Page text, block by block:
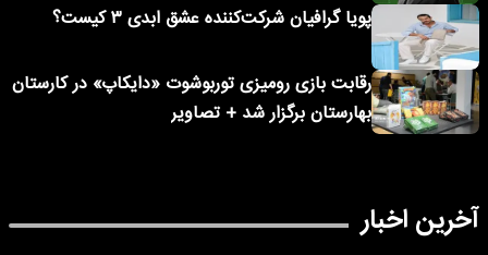
پویا گرافیان شرکت‌کننده عشق ابدی ۳ کیست؟
رقابت بازی رومیزی توربوشوت «دایکاپ» در کارستان
بهارستان برگزار شد + تصاویر
آخرین اخبار